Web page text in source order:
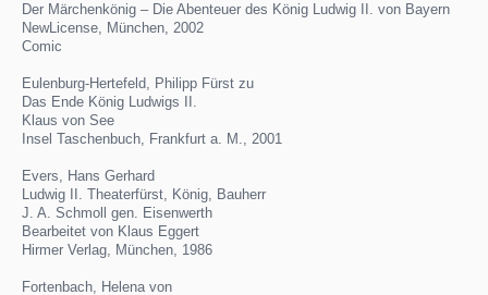
Der Märchenkönig – Die Abenteuer des König Ludwig II. von Bayern
NewLicense, München, 2002
Comic
Eulenburg-Hertefeld, Philipp Fürst zu
Das Ende König Ludwigs II.
Klaus von See
Insel Taschenbuch, Frankfurt a. M., 2001
Evers, Hans Gerhard
Ludwig II. Theaterfürst, König, Bauherr
J. A. Schmoll gen. Eisenwerth
Bearbeitet von Klaus Eggert
Hirmer Verlag, München, 1986
Fortenbach, Helena von